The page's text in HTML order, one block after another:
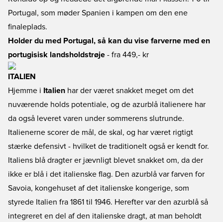
Portugal, som møder Spanien i kampen om den ene
finaleplads.
Holder du med Portugal, så kan du vise farverne med en
portugisisk landsholdstrøje - fra 449,- kr
ITALIEN
Hjemme i Italien har der været snakket meget om det
nuværende holds potentiale, og de azurblå italienere har
da også leveret varen under sommerens slutrunde.
Italienerne scorer de mål, de skal, og har været rigtigt
stærke defensivt - hvilket de traditionelt også er kendt for.
Italiens blå dragter er jævnligt blevet snakket om, da der
ikke er blå i det italienske flag. Den azurblå var farven for
Savoia, kongehuset af det italienske kongerige, som
styrede Italien fra 1861 til 1946. Herefter var den azurblå så
integreret en del af den italienske dragt, at man beholdt